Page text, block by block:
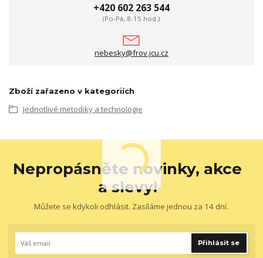
+420 602 263 544
(Po-Pá, 8-15 hod.)
nebesky@frov.jcu.cz
Zboží zařazeno v kategoriích
Jednotlivé metodiky a technologie
Nepropásněte novinky, akce
a slevy!
Můžete se kdykoli odhlásit. Zasíláme jednou za 14 dní.
Přihlásit se